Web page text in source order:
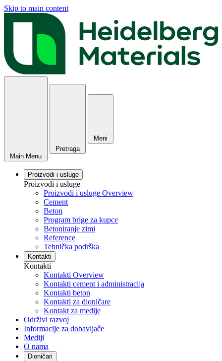
Skip to main content
Main Menu
Pretraga
Meni
Proizvodi i usluge
Proizvodi i usluge
Proizvodi i usluge Overview
Cement
Beton
Program brige za kupce
Betoniranje zimi
Reference
Tehnička podrška
Kontakti
Kontakti
Kontakti Overview
Kontakti cement i administracija
Kontakti beton
Kontakti za dioničare
Kontakt za medije
Održivi razvoj
Informacije za dobavljače
Mediji
O nama
Dioničari